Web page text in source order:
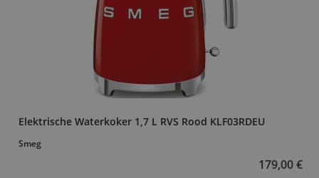
Elektrische Waterkoker 1,7 L RVS Rood KLF03RDEU
Smeg
179,00 €